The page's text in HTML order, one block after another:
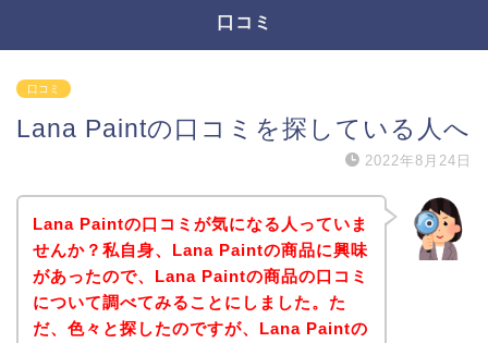
口コミ
口コミ
Lana Paintの口コミを探している人へ
2022年8月24日
Lana Paintの口コミが気になる人っていま
せんか？私自身、Lana Paintの商品に興味
があったので、Lana Paintの商品の口コミ
について調べてみることにしました。た
だ、色々と探したのですが、Lana Paintの